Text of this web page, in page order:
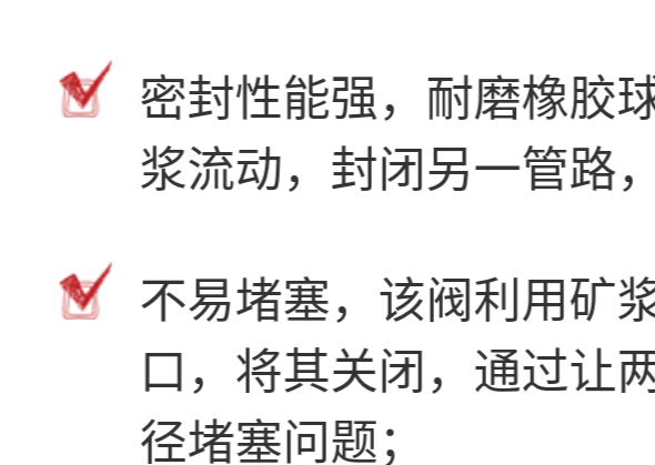
密封性能强，耐磨橡胶
浆流动，封闭另一管路
不易堵塞，该阀利用矿
口，将其关闭，通过让
径堵塞问题；